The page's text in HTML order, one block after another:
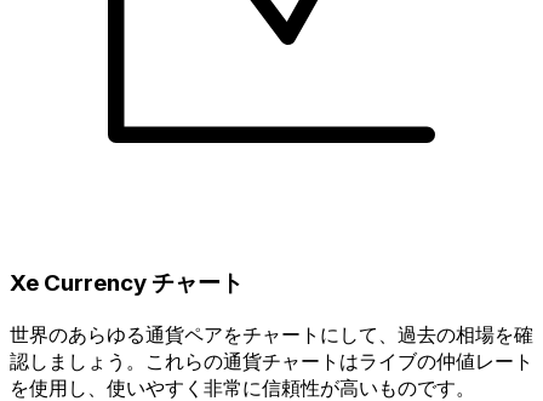
Xe Currency チャート
世界のあらゆる通貨ペアをチャートにして、過去の相場を確
認しましょう。これらの通貨チャートはライブの仲値レート
を使用し、使いやすく非常に信頼性が高いものです。